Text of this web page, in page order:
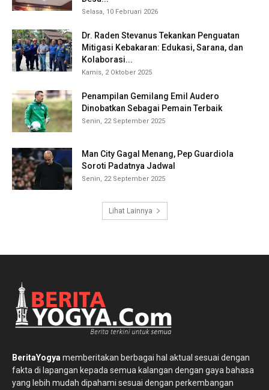
Selasa, 10 Februari 2026
Dr. Raden Stevanus Tekankan Penguatan
Mitigasi Kebakaran: Edukasi, Sarana, dan
Kolaborasi...
Kamis, 2 Oktober 2025
Penampilan Gemilang Emil Audero
Dinobatkan Sebagai Pemain Terbaik
Senin, 22 September 2025
Man City Gagal Menang, Pep Guardiola
Soroti Padatnya Jadwal
Senin, 22 September 2025
Lihat Lainnya
BeritaYogyamemberitakan berbagai hal aktual sesuai dengan
fakta di lapangan kepada semua kalangan dengan gaya bahasa
yang lebih mudah dipahami sesuai dengan perkembangan